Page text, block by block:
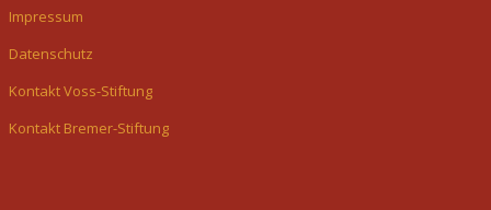
Impressum
Datenschutz
Kontakt Voss-Stiftung
Kontakt Bremer-Stiftung